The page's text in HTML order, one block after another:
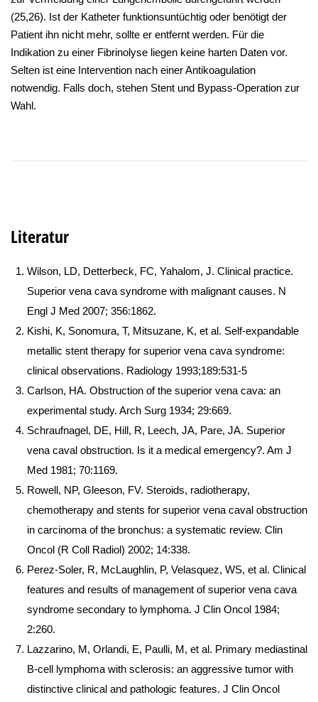
(25,26). Ist der Katheter funktionsuntüchtig oder benötigt der
Patient ihn nicht mehr, sollte er entfernt werden. Für die
Indikation zu einer Fibrinolyse liegen keine harten Daten vor.
Selten ist eine Intervention nach einer Antikoagulation
notwendig. Falls doch, stehen Stent und Bypass-Operation zur
Wahl.
Literatur
Wilson, LD, Detterbeck, FC, Yahalom, J. Clinical practice.
Superior vena cava syndrome with malignant causes. N
Engl J Med 2007; 356:1862.
Kishi, K, Sonomura, T, Mitsuzane, K, et al. Self-expandable
metallic stent therapy for superior vena cava syndrome:
clinical observations. Radiology 1993;189:531-5
Carlson, HA. Obstruction of the superior vena cava: an
experimental study. Arch Surg 1934; 29:669.
Schraufnagel, DE, Hill, R, Leech, JA, Pare, JA. Superior
vena caval obstruction. Is it a medical emergency?. Am J
Med 1981; 70:1169.
Rowell, NP, Gleeson, FV. Steroids, radiotherapy,
chemotherapy and stents for superior vena caval obstruction
in carcinoma of the bronchus: a systematic review. Clin
Oncol (R Coll Radiol) 2002; 14:338.
Perez-Soler, R, McLaughlin, P, Velasquez, WS, et al. Clinical
features and results of management of superior vena cava
syndrome secondary to lymphoma. J Clin Oncol 1984;
2:260.
Lazzarino, M, Orlandi, E, Paulli, M, et al. Primary mediastinal
B-cell lymphoma with sclerosis: an aggressive tumor with
distinctive clinical and pathologic features. J Clin Oncol